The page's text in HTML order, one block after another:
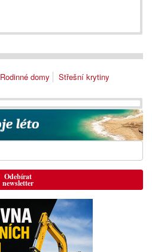
Rodinné domy Střešní krytiny
Odebírat
newsletter